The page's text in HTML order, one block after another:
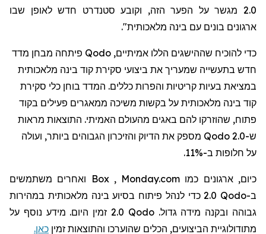
2.0 מגשר על הפער הזה, וקובע סטנדרט חדש לאופן שבו
ארגונים בונים עם בינה מלאכותית".
כדי להוכיח שההישגים הללו אמיתיים, Qodo פיתחה מבחן מדד
חדש בתעשייה שמעריך את ביצועי סקירת קוד בינה מלאכותית
במציאת בעיות קריטיות והפרות כללים. המדד בוחן כלי סקירת
קוד בינה מלאכותית על בקשות משיכה ממאגרים פעילים בקוד
פתוח, שהוזרקו להם באגים מהעולם האמיתי. התוצאות מראות
ש-Qodo 2.0 מספק את הדיוק והזיכרון הגבוהים ביותר, ועולה
על חלופות ב-11%.
כיום, ארגונים כמו Monday.com
,
Box ואחרים משתמשים
ב-Qodo
2.0 כדי לנהל פיתוח בסיוע בינה מלאכותית במהירות
גבוהה ובקנה מידה גדול.Qodo
2.0 זמין היום. מידע נוסף על
מתודולוגיית הביצועים, הכלים שהוערכו והתוצאות זמין כאן.